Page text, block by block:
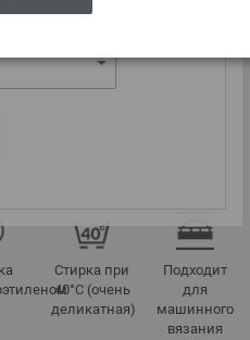
Стирка при
40°C (очень
деликатная)
Подходит
для
машинного
вязания